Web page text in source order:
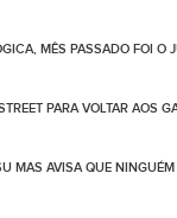
MÊS PASSADO FOI O
PARA VOLTAR AOS
MAS AVISA QUE